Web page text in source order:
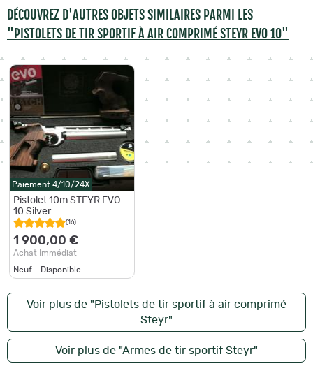
DÉCOUVREZ D'AUTRES OBJETS SIMILAIRES PARMI LES
"PISTOLETS DE TIR SPORTIF À AIR COMPRIMÉ STEYR EVO 10"
Paiement 4/10/24X
Pistolet 10m STEYR EVO
10 Silver
(16)
1 900,00 €
Achat Immédiat
Neuf - Disponible
Voir plus de "Pistolets de tir sportif à air comprimé
Steyr"
Voir plus de "Armes de tir sportif Steyr"